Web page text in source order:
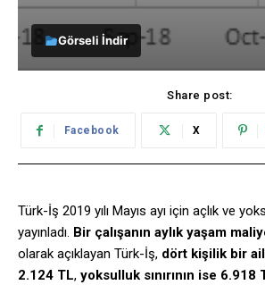
Görseli İndir
Share post:
Facebook X
Türk-İş 2019 yılı Mayıs ayı için açlık ve
yayınladı. Bir çalışanın aylık yaşam
olarak açıklayan Türk-İş, dört kişilik bir
2.124 TL, yoksulluk sınırının ise 6.918